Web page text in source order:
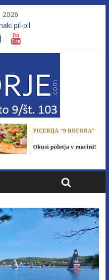
2026
pil-pil
Licenca brez morja
gorja 11